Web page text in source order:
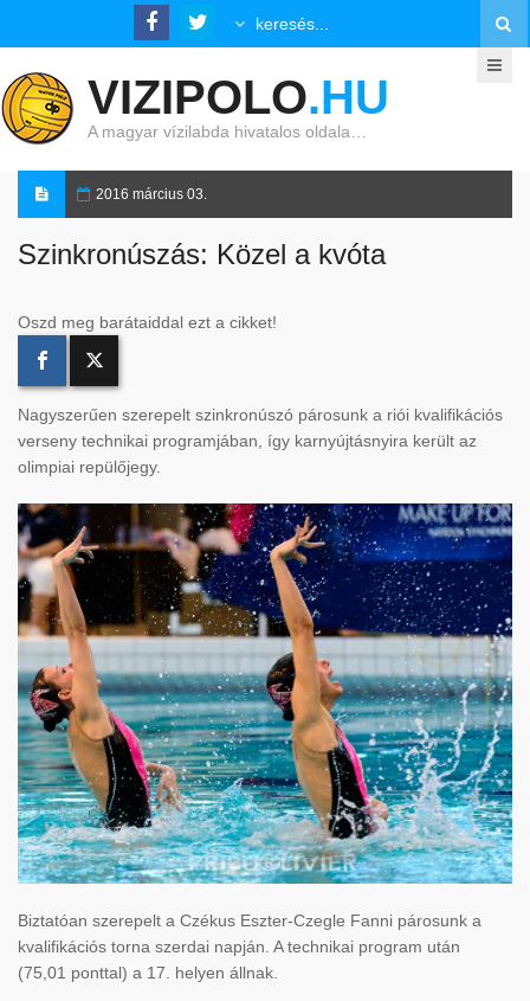
VIZIPOLO.HU
A magyar vízilabda hivatalos oldala…
2016 március 03.
Szinkronúszás: Közel a kvóta
Oszd meg barátaiddal ezt a cikket!
Nagyszerűen szerepelt szinkronúszó párosunk a riói kvalifikációs
verseny technikai programjában, így karnyújtásnyira került az
olimpiai repülőjegy.
Biztatóan szerepelt a Czékus Eszter-Czegle Fanni párosunk a
kvalifikációs torna szerdai napján. A technikai program után
(75,01 ponttal) a 17. helyen állnak.